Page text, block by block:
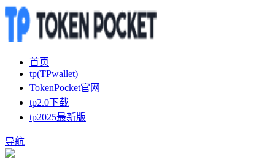
首页
tp(TPwallet)
TokenPocket官网
tp2.0下载
tp2025最新版
导航